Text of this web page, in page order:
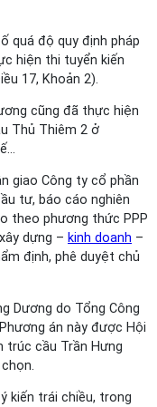
quá độ quy định pháp
hiện thi tuyển kiến
17, Khoản 2).
cũng đã thực hiện
Thủ Thiêm 2 ở
giao Công ty cổ phần
tư, báo cáo nghiên
theo phương thức PPP
dựng – kinh doanh –
định, phê duyệt chủ
Dương do Tổng Công
án này được Hội
trúc cầu Trần Hưng
kiến trái chiều, trong